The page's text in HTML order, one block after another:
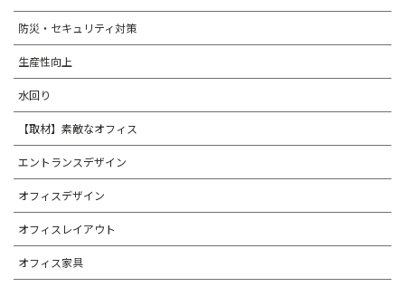
防災・セキュリティ対策
生産性向上
水回り
【取材】素敵なオフィス
エントランスデザイン
オフィスデザイン
オフィスレイアウト
オフィス家具